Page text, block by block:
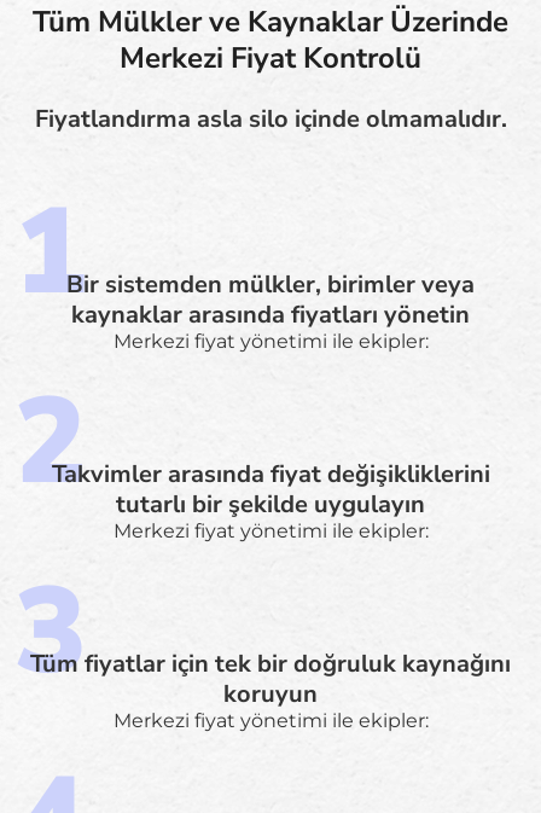
Tüm Mülkler ve Kaynaklar Üzerinde
Merkezi Fiyat Kontrolü
Fiyatlandırma asla silo içinde olmamalıdır.
Bir sistemden mülkler, birimler veya
kaynaklar arasında fiyatları yönetin
Merkezi fiyat yönetimi ile ekipler:
Takvimler arasında fiyat değişikliklerini
tutarlı bir şekilde uygulayın
Merkezi fiyat yönetimi ile ekipler:
Tüm fiyatlar için tek bir doğruluk kaynağını
koruyun
Merkezi fiyat yönetimi ile ekipler: